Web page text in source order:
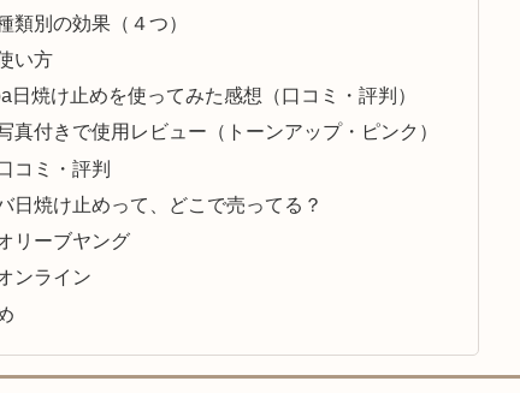
類別の効果（４つ）
い方
日焼け止めを使ってみた感想（口コミ・評判）
真付きで使用レビュー（トーンアップ・ピンク）
コミ・評判
日焼け止めって、どこで売ってる？
リーブヤング
ンライン